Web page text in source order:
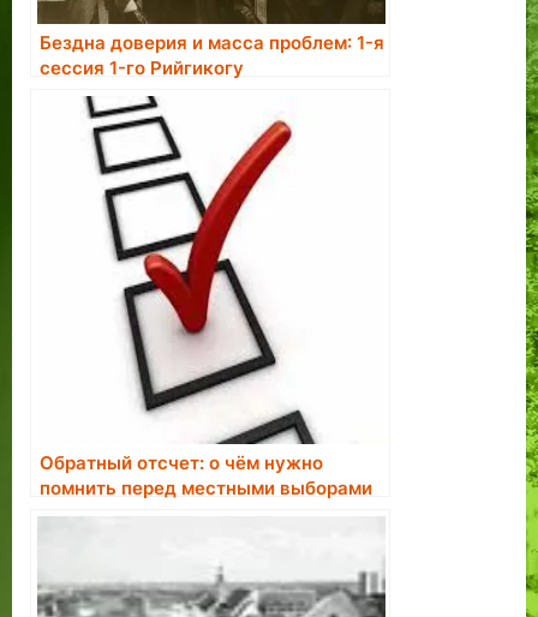
Бездна доверия и масса проблем: 1-я
сессия 1-го Рийгикогу
Обратный отсчет: о чём нужно
помнить перед местными выборами